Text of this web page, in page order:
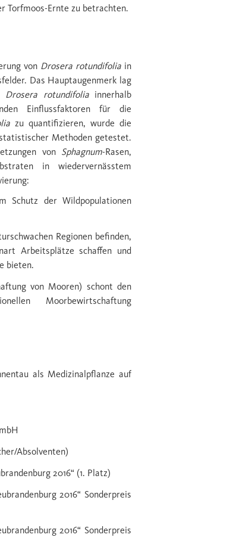
Torfmoos-Ernte zu betrachten.
von Drosera rotundifolia in
Das Hauptaugenmerk lag
Drosera rotundifoliainnerhalb
Einflussfaktoren für die
zu quantifizieren, wurde die
Methoden getestet.
von Sphagnum-Rasen,
in wiedervernässtem
Schutz der Wildpopulationen
Regionen befinden,
Arbeitsplätze schaffen und
bieten.
von Mooren) schont den
Moorbewirtschaftung
als Medizinalpflanze auf
Absolventen)
2016“ (1. Platz)
2016“ Sonderpreis
2016“ Sonderpreis